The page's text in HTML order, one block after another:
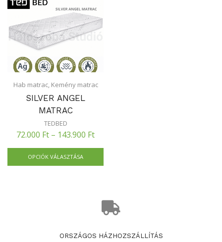
Hab matrac, Kemény matrac
SILVER ANGEL
MATRAC
TEDBED
72.000 Ft – 143.900 Ft
OPCIÓK VÁLASZTÁSA
ORSZÁGOS HÁZHOZSZÁLLÍTÁS